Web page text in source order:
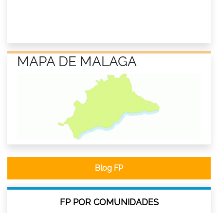
MAPA DE MALAGA
Blog FP
FP POR COMUNIDADES